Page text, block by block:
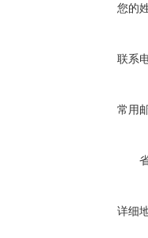
您的
联系
常用
详细